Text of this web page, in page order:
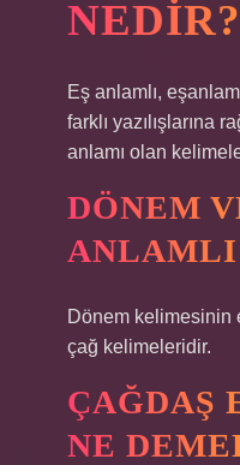
NEDIR?
Eş anlamlı,
farklı yazılışlarına
anlamı olan
DÖNEM
Dönem kelimesinin
çağ kelimeleridir.
ÇAĞDAŞ
NE